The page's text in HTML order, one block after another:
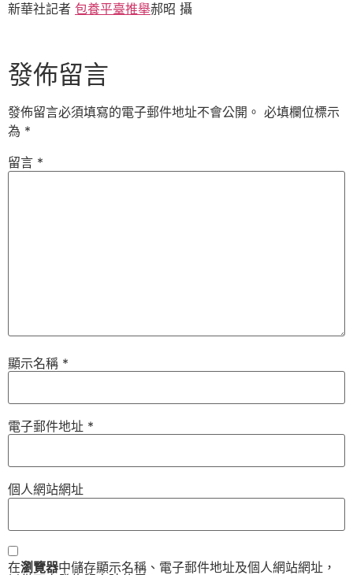
新華社記者 包養平臺推舉郝昭 攝
發佈留言
發佈留言必須填寫的電子郵件地址不會公開。 必填欄位標示
為 *
留言 *
顯示名稱 *
電子郵件地址 *
個人網站網址
在瀏覽器中儲存顯示名稱、電子郵件地址及個人網站網址，